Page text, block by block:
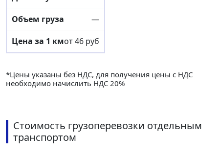
—
от 46 руб
*Цены указаны без НДС, для получения цены с НДС
необходимо начислить НДС 20%
Стоимость грузоперевозки отдельным
транспортом